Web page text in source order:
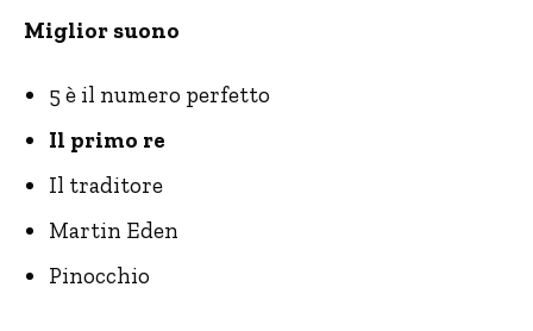
Miglior suono
5 è il numero perfetto
Il primo re
Il traditore
Martin Eden
Pinocchio